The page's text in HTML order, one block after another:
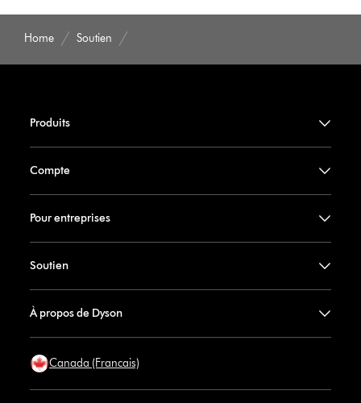
Home Soutien
Produits
Compte
Pour entreprises
Soutien
À propos de Dyson
Canada (Francais)